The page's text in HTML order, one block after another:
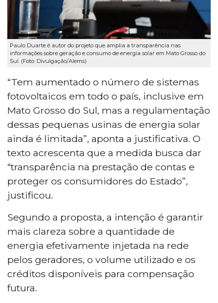
Paulo Duarte é autor do projeto que amplia a transparência nas
informações sobre geração e consumo de energia solar em Mato Grosso do
Sul. (Foto: Divulgação/Alems)
“Tem aumentado o número de sistemas
fotovoltaicos em todo o país, inclusive em
Mato Grosso do Sul, mas a regulamentação
dessas pequenas usinas de energia solar
ainda é limitada”, aponta a justificativa. O
texto acrescenta que a medida busca dar
“transparência na prestação de contas e
proteger os consumidores do Estado”,
justificou.
Segundo a proposta, a intenção é garantir
mais clareza sobre a quantidade de
energia efetivamente injetada na rede
pelos geradores, o volume utilizado e os
créditos disponíveis para compensação
futura.